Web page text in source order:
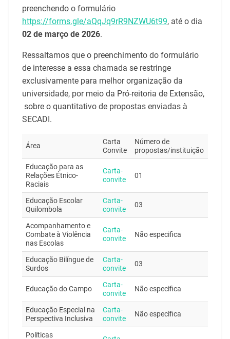
preenchendo o formulário
https://forms.gle/aQqJq9rR9NZWU6t99, até o dia
02 de março de 2026.
Ressaltamos que o preenchimento do formulário
de interesse a essa chamada se restringe
exclusivamente para melhor organização da
universidade, por meio da Pró-reitoria de Extensão,
sobre o quantitativo de propostas enviadas à
SECADI.
Área
Carta
Convite
Número de
propostas/instituição
Educação para as
Relações Étnico-
Raciais
Carta-
convite
01
Educação Escolar
Quilombola
Carta-
convite
03
Acompanhamento e
Combate à Violência
nas Escolas
Carta-
convite
Não especifica
Educação Bilíngue de
Surdos
Carta-
convite
03
Educação do Campo
Carta-
convite
Não especifica
Educação Especial na
Perspectiva Inclusiva
Carta-
convite
Não especifica
Políticas